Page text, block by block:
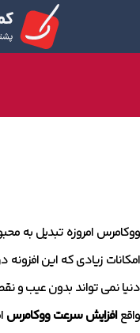
ووکامرس امروزه تبدیل به
امکانات زیادی که این
دنیا نمی تواند بدون عیب و
واقعافزایش سرعت ووکامرس